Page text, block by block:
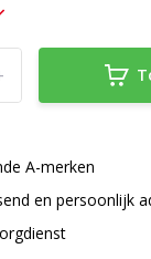
A-merken
en persoonlijk